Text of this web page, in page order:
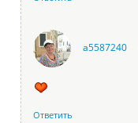
a5587240
Ответить